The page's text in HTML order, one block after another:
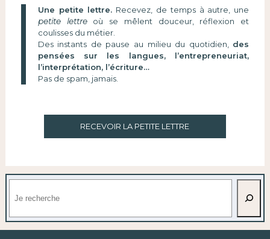
Une petite lettre. Recevez, de temps à autre, une
petite lettreoù se mêlent douceur, réflexion et
coulisses du métier.
Des instants de pause au milieu du quotidien, des
pensées sur les langues, l’entrepreneuriat,
l’interprétation, l’écriture…
Pas de spam, jamais.
RECEVOIR LA PETITE LETTRE